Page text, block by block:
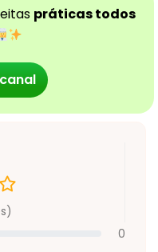
práticas todos
0